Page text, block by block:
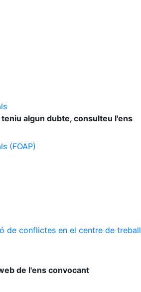
algun dubte, consulteu l'ens
(FOAP)
de conflictes en el centre de treball
de l'ens convocant